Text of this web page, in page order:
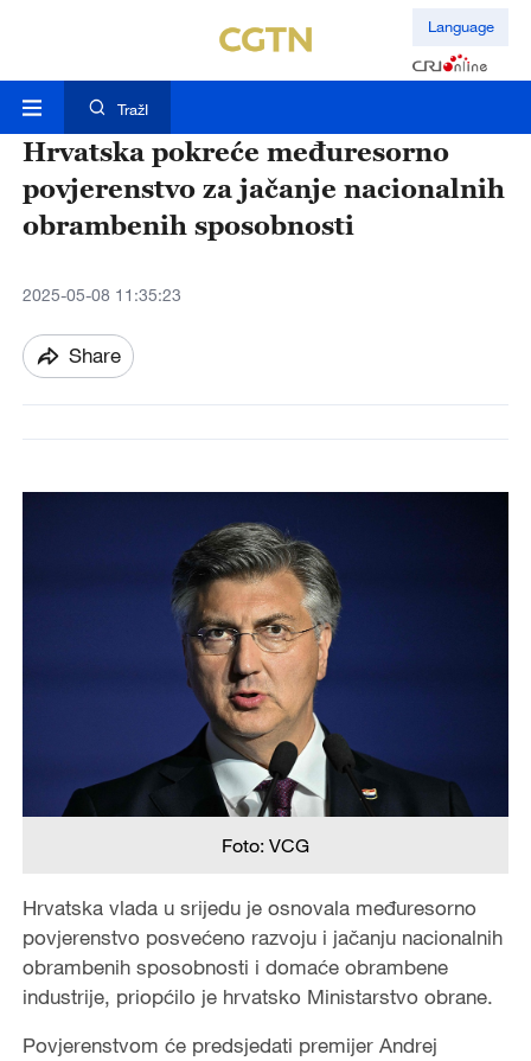
Language
TražI
Hrvatska pokreće međuresorno
povjerenstvo za jačanje nacionalnih
obrambenih sposobnosti
2025-05-08 11:35:23
Share
Foto: VCG
Hrvatska vlada u srijedu je osnovala međuresorno
povjerenstvo posvećeno razvoju i jačanju nacionalnih
obrambenih sposobnosti i domaće obrambene
industrije, priopćilo je hrvatsko Ministarstvo obrane.
Povjerenstvom će predsjedati premijer Andrej